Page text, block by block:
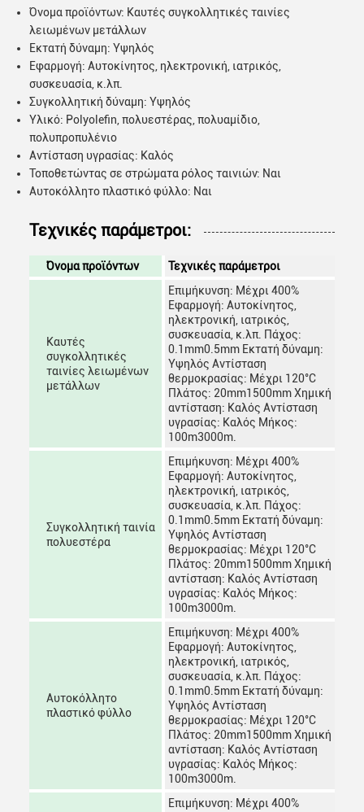
Όνομα προϊόντων: Καυτές συγκολλητικές ταινίες
λειωμένων μετάλλων
Εκτατή δύναμη: Υψηλός
Εφαρμογή: Αυτοκίνητος, ηλεκτρονική, ιατρικός,
συσκευασία, κ.λπ.
Συγκολλητική δύναμη: Υψηλός
Υλικό: Polyolefin, πολυεστέρας, πολυαμίδιο,
πολυπροπυλένιο
Αντίσταση υγρασίας: Καλός
Τοποθετώντας σε στρώματα ρόλος ταινιών: Ναι
Αυτοκόλλητο πλαστικό φύλλο: Ναι
Τεχνικές παράμετροι:
Όνομα προϊόντων Τεχνικές παράμετροι
Καυτές
συγκολλητικές
ταινίες λειωμένων
μετάλλων
Επιμήκυνση: Μέχρι 400%
Εφαρμογή: Αυτοκίνητος,
ηλεκτρονική, ιατρικός,
συσκευασία, κ.λπ. Πάχος:
0.1mm0.5mm Εκτατή δύναμη:
Υψηλός Αντίσταση
θερμοκρασίας: Μέχρι 120°C
Πλάτος: 20mm1500mm Χημική
αντίσταση: Καλός Αντίσταση
υγρασίας: Καλός Μήκος:
100m3000m.
Συγκολλητική ταινία
πολυεστέρα
Επιμήκυνση: Μέχρι 400%
Εφαρμογή: Αυτοκίνητος,
ηλεκτρονική, ιατρικός,
συσκευασία, κ.λπ. Πάχος:
0.1mm0.5mm Εκτατή δύναμη:
Υψηλός Αντίσταση
θερμοκρασίας: Μέχρι 120°C
Πλάτος: 20mm1500mm Χημική
αντίσταση: Καλός Αντίσταση
υγρασίας: Καλός Μήκος:
100m3000m.
Αυτοκόλλητο
πλαστικό φύλλο
Επιμήκυνση: Μέχρι 400%
Εφαρμογή: Αυτοκίνητος,
ηλεκτρονική, ιατρικός,
συσκευασία, κ.λπ. Πάχος:
0.1mm0.5mm Εκτατή δύναμη:
Υψηλός Αντίσταση
θερμοκρασίας: Μέχρι 120°C
Πλάτος: 20mm1500mm Χημική
αντίσταση: Καλός Αντίσταση
υγρασίας: Καλός Μήκος:
100m3000m.
Επιμήκυνση: Μέχρι 400%